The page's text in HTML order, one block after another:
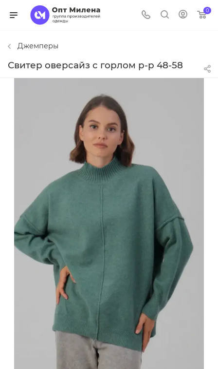
0
Джемперы
Свитер оверсайз с горлом р-р 48-58